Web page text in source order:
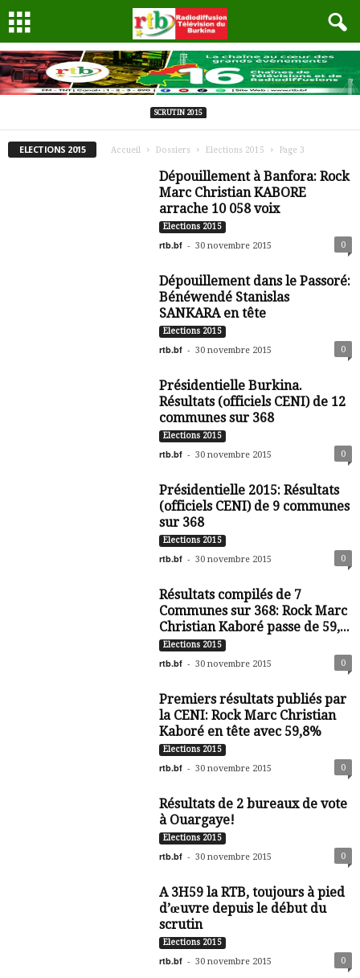
SCRUTIN 2015
ELECTIONS 2015 Accueil Dossiers Elections 2015 Page 3
Dépouillement à Banfora: Rock
Marc Christian KABORE
arrache 10 058 voix
Elections 2015
rtb.bf - 30 novembre 2015 0
Dépouillement dans le Passoré:
Bénéwendé Stanislas
SANKARA en tête
Elections 2015
rtb.bf - 30 novembre 2015 0
Présidentielle Burkina.
Résultats (officiels CENI) de 12
communes sur 368
Elections 2015
rtb.bf - 30 novembre 2015 0
Présidentielle 2015: Résultats
(officiels CENI) de 9 communes
sur 368
Elections 2015
rtb.bf - 30 novembre 2015 0
Résultats compilés de 7
Communes sur 368: Rock Marc
Christian Kaboré passe de 59,...
Elections 2015
rtb.bf - 30 novembre 2015 0
Premiers résultats publiés par
la CENI: Rock Marc Christian
Kaboré en tête avec 59,8%
Elections 2015
rtb.bf - 30 novembre 2015 0
Résultats de 2 bureaux de vote
à Ouargaye!
Elections 2015
rtb.bf - 30 novembre 2015 0
A 3H59 la RTB, toujours à pied
d’œuvre depuis le début du
scrutin
Elections 2015
rtb.bf - 30 novembre 2015 0